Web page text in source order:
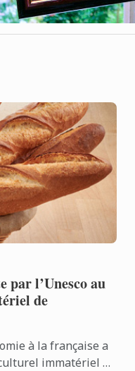
par l’Unesco au
de
à la française a
immatériel de